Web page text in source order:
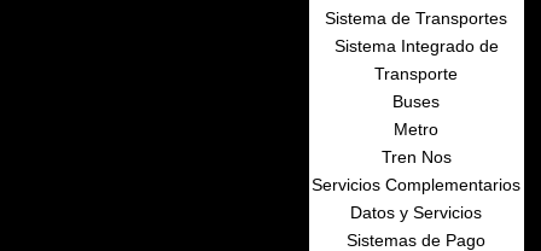
Sistema de Transportes
Sistema Integrado de
Transporte
Buses
Metro
Tren Nos
Servicios Complementarios
Datos y Servicios
Sistemas de Pago